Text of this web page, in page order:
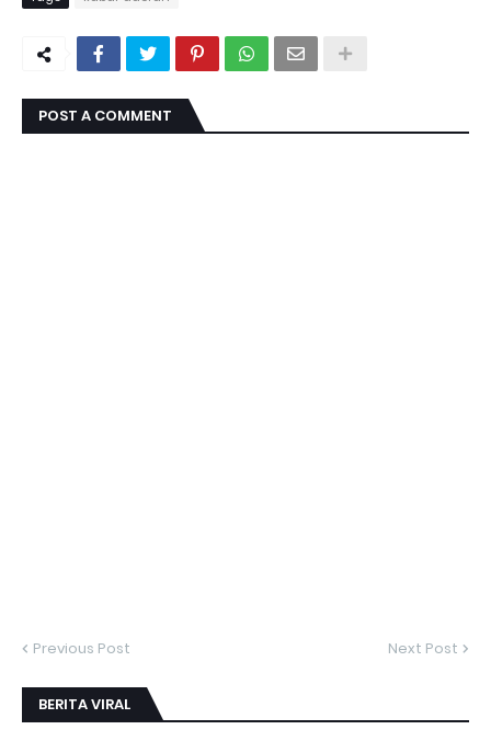
POST A COMMENT
Previous Post Next Post
BERITA VIRAL